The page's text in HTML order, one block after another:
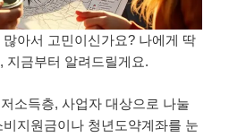
아서 고민이신가요? 나에게 딱
지금부터 알려드릴게요.
소득층, 사업자 대상으로 나눌
지원금이나 청년도약계좌를 눈